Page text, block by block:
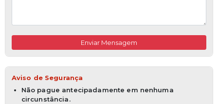
Enviar Mensagem
Aviso de Segurança
Não pague antecipadamente em nenhuma
circunstância.